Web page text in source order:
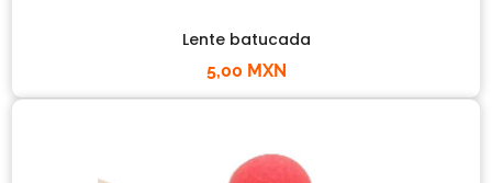
Lente batucada
5,00 MXN